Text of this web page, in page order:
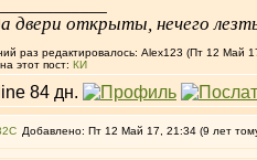
двери открыты, нечего
раз редактировалось: Alex123 (Пт 12 Май
этот пост: КИ
Добавлено: Пт 12 Май 17, 21:34 (9 лет